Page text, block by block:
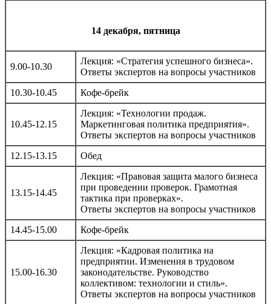
14 декабря, пятница
9.00-10.30
Лекция: «Стратегия успешного бизнеса».
Ответы экспертов на вопросы участников
10.30-10.45
Кофе-брейк
10.45-12.15
Лекция: «Технологии продаж.
Маркетинговая политика предприятия».
Ответы экспертов на вопросы участников
12.15-13.15
Обед
13.15-14.45
Лекция: «Правовая защита малого бизнеса
при проведении проверок. Грамотная
тактика при проверках».
Ответы экспертов на вопросы участников
14.45-15.00
Кофе-брейк
15.00-16.30
Лекция: «Кадровая политика на
предприятии. Изменения в трудовом
законодательстве. Руководство
коллективом: технологии и стиль».
Ответы экспертов на вопросы участников